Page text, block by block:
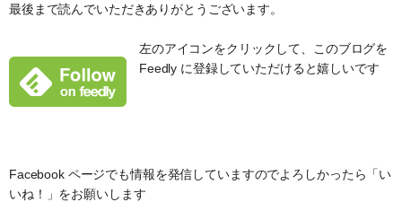
最後まで読んでいただきありがとうございます。
左のアイコンをクリックして、このブログを
Feedly に登録していただけると嬉しいです
Facebook ページでも情報を発信していますのでよろしかったら「い
いね！」をお願いします